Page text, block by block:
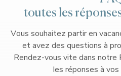
toutes les
Vous souhaitez partir en
et avez des questions à
Rendez-vous vite dans
les réponses à